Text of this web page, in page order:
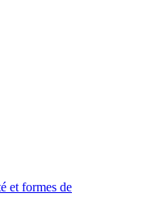
et formes de